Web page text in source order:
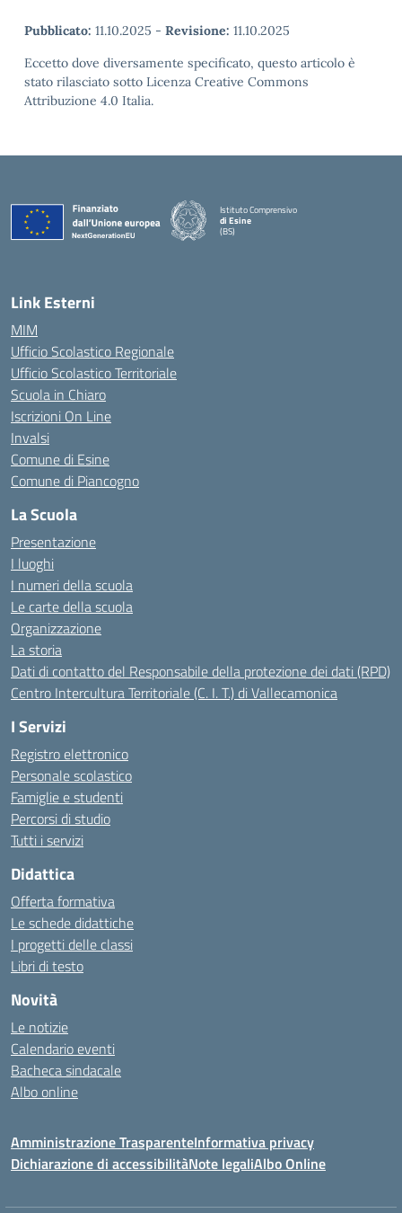
Pubblicato: 11.10.2025 - Revisione: 11.10.2025
Eccetto dove diversamente specificato, questo articolo è
stato rilasciato sotto Licenza Creative Commons
Attribuzione 4.0 Italia.
Istituto Comprensivo
di Esine
(BS)
Link Esterni
MIM
Ufficio Scolastico Regionale
Ufficio Scolastico Territoriale
Scuola in Chiaro
Iscrizioni On Line
Invalsi
Comune di Esine
Comune di Piancogno
La Scuola
Presentazione
I luoghi
I numeri della scuola
Le carte della scuola
Organizzazione
La storia
Dati di contatto del Responsabile della protezione dei dati (RPD)
Centro Intercultura Territoriale (C. I. T.) di Vallecamonica
I Servizi
Registro elettronico
Personale scolastico
Famiglie e studenti
Percorsi di studio
Tutti i servizi
Didattica
Offerta formativa
Le schede didattiche
I progetti delle classi
Libri di testo
Novità
Le notizie
Calendario eventi
Bacheca sindacale
Albo online
Amministrazione TrasparenteInformativa privacy
Dichiarazione di accessibilitàNote legaliAlbo Online